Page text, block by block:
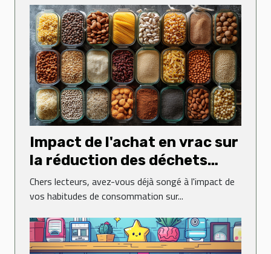
Impact de l'achat en vrac sur
la réduction des déchets
ménagers
Chers lecteurs, avez-vous déjà songé à l'impact de
vos habitudes de consommation sur...